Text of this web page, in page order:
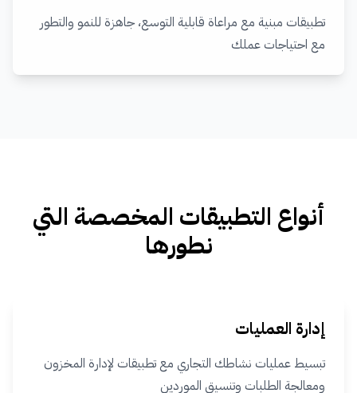
تطبيقات مبنية مع مراعاة قابلية التوسع، جاهزة للنمو والتطور
مع احتياجات عملك
أنواع التطبيقات المخصصة التي
نطورها
إدارة العمليات
تبسيط عمليات نشاطك التجاري مع تطبيقات لإدارة المخزون
ومعالجة الطلبات وتنسيق الموردين